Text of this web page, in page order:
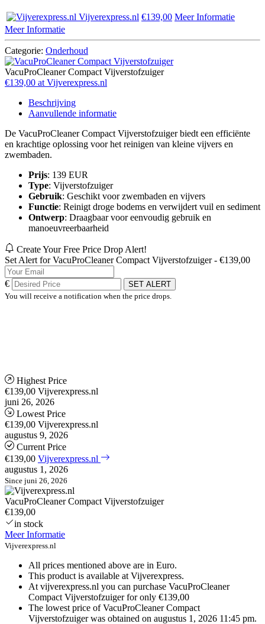
Vijverexpress.nl €139,00 Meer Informatie
Meer Informatie
Categorie: Onderhoud
VacuProCleaner Compact Vijverstofzuiger
€139,00 at Vijverexpress.nl
Beschrijving
Aanvullende informatie
De VacuProCleaner Compact Vijverstofzuiger biedt een efficiënte
en krachtige oplossing voor het reinigen van kleine vijvers en
zwembaden.
Prijs: 139 EUR
Type: Vijverstofzuiger
Gebruik: Geschikt voor zwembaden en vijvers
Functie: Reinigt droge bodems en verwijdert vuil en sediment
Ontwerp: Draagbaar voor eenvoudig gebruik en
manoeuvreerbaarheid
Create Your Free Price Drop Alert!
Set Alert for VacuProCleaner Compact Vijverstofzuiger - €139,00
€
SET ALERT
You will receive a notification when the price drops.
Highest Price
€139,00 Vijverexpress.nl
juni 26, 2026
Lowest Price
€139,00 Vijverexpress.nl
augustus 9, 2026
Current Price
€139,00 Vijverexpress.nl
augustus 1, 2026
Since juni 26, 2026
VacuProCleaner Compact Vijverstofzuiger
€139,00
in stock
Meer Informatie
Vijverexpress.nl
All prices mentioned above are in Euro.
This product is available at Vijverexpress.
At vijverexpress.nl you can purchase VacuProCleaner
Compact Vijverstofzuiger for only €139,00
The lowest price of VacuProCleaner Compact
Vijverstofzuiger was obtained on augustus 1, 2026 11:45 pm.